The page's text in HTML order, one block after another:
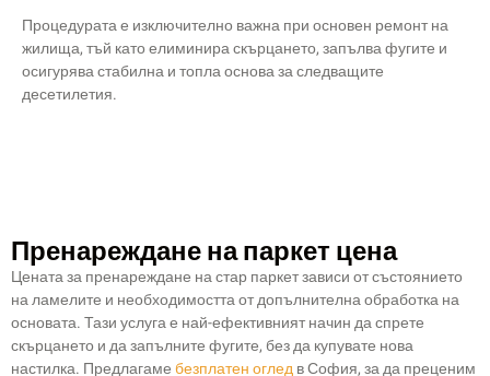
Процедурата е изключително важна при основен ремонт на
жилища, тъй като елиминира скърцането, запълва фугите и
осигурява стабилна и топла основа за следващите
десетилетия.
Пренареждане на паркет цена
Цената за пренареждане на стар паркет зависи от състоянието
на ламелите и необходимостта от допълнителна обработка на
основата. Тази услуга е най-ефективният начин да спрете
скърцането и да запълните фугите, без да купувате нова
настилка. Предлагамебезплатен огледв София, за да преценим